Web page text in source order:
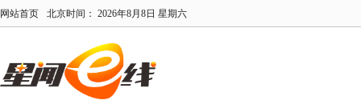
网站首页 北京时间： 2026年8月8日 星期六